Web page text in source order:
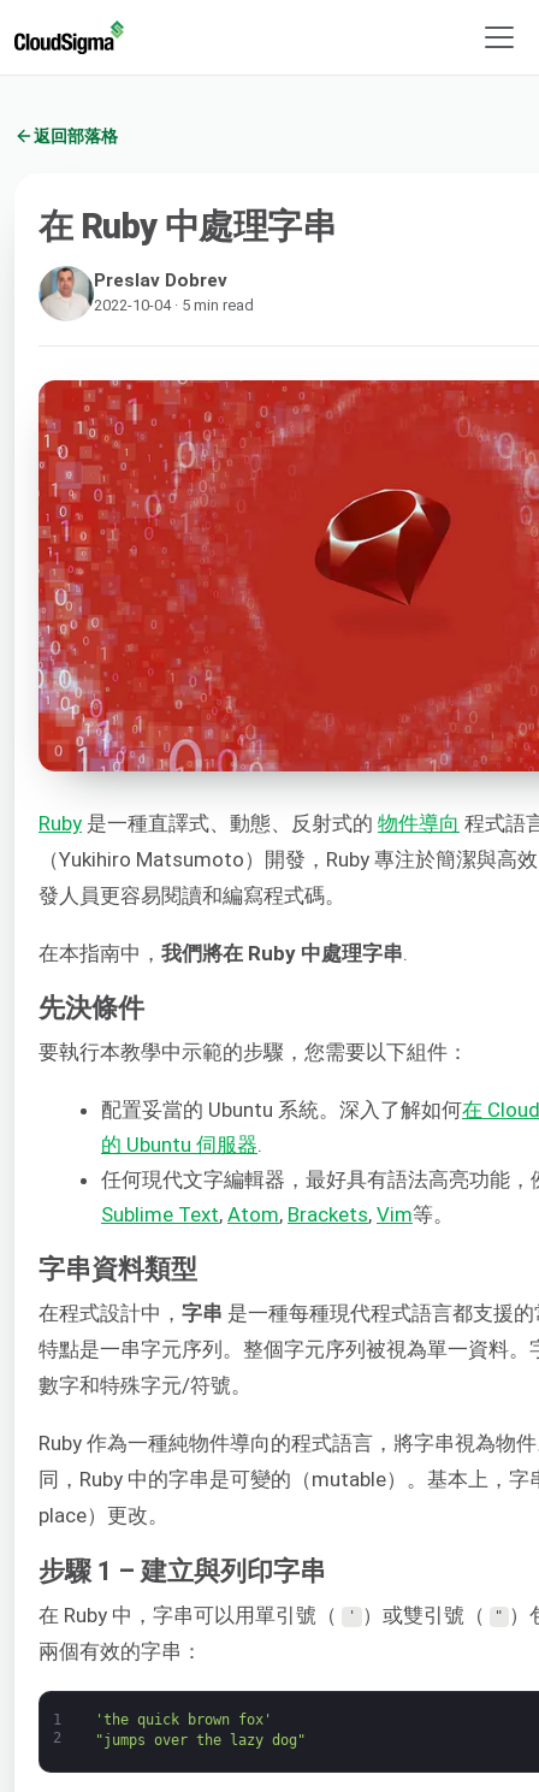
返回部落格
在 Ruby 中處理字串
Preslav Dobrev
2022-10-04 · 5 min read
Ruby 是一種直譯式、動態、反射式的 物件導向 程式語
（Yukihiro Matsumoto）開發，Ruby 專注於簡潔與高
發人員更容易閱讀和編寫程式碼。
在本指南中， 我們將在 Ruby 中處理字串
先決條件
要執行本教學中示範的步驟，您需要以下組件：
配置妥當的 Ubuntu 系統。深入了解如何在
的 Ubuntu 伺服器
任何現代文字編輯器，最好具有語法高亮功能，
Sublime Text, Atom, Brackets, Vim等。
字串資料類型
在程式設計中， 字串 是一種每種現代程式語言都支援
特點是一串字元序列。整個字元序列被視為單一資料。
數字和特殊字元/符號。
Ruby 作為一種純物件導向的程式語言，將字串視為物
同，Ruby 中的字串是可變的（mutable）。基本上，
place）更改。
步驟 1 – 建立與列印字串
在 Ruby 中，字串可以用單引號（ ' ）或雙引號（ " ）
兩個有效的字串：
1
2
'the quick brown fox'
"jumps over the lazy dog"